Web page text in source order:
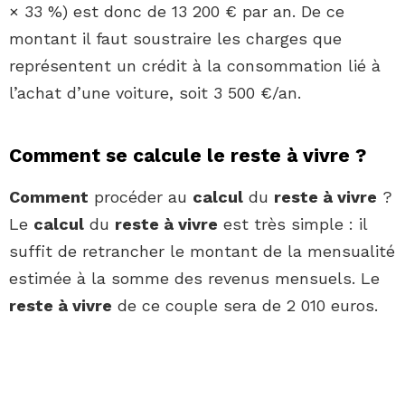
× 33 %) est donc de 13 200 € par an. De ce
montant il faut soustraire les charges que
représentent un crédit à la consommation lié à
l’achat d’une voiture, soit 3 500 €/an.
Comment se calcule le reste à vivre ?
Comment procéder au calcul du reste à vivre ?
Le calcul du reste à vivre est très simple : il
suffit de retrancher le montant de la mensualité
estimée à la somme des revenus mensuels. Le
reste à vivre de ce couple sera de 2 010 euros.